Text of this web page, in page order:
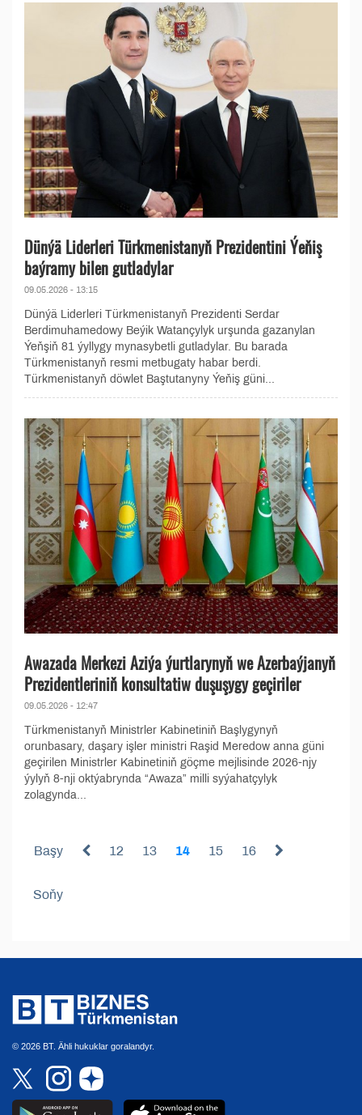
Dünýä Liderleri Türkmenistanyň Prezidentini Ýeňiş
baýramy bilen gutladylar
09.05.2026 - 13:15
Dünýä Liderleri Türkmenistanyň Prezidenti Serdar
Berdimuhamedowy Beýik Watançylyk urşunda gazanylan
Ýeňşiň 81 ýyllygy mynasybetli gutladylar. Bu barada
Türkmenistanyň resmi metbugaty habar berdi.
Türkmenistanyň döwlet Baştutanyny Ýeňiş güni...
Awazada Merkezi Aziýa ýurtlarynyň we Azerbaýjanyň
Prezidentleriniň konsultatiw duşuşygy geçiriler
09.05.2026 - 12:47
Türkmenistanyň Ministrler Kabinetiniň Başlygynyň
orunbasary, daşary işler ministri Raşid Meredow anna güni
geçirilen Ministrler Kabinetiniň göçme mejlisinde 2026-njy
ýylyň 8-nji oktýabrynda “Awaza” milli syýahatçylyk
zolagynda...
Başy 12 13 14 15 16
Soňy
© 2026 BT. Ähli hukuklar goralandyr.